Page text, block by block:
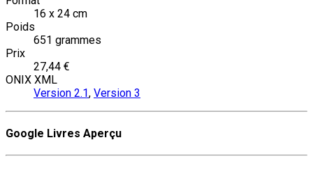
16 x 24 cm
Poids
651 grammes
Prix
27,44 €
ONIX XML
Version 2.1, Version 3
Google Livres Aperçu